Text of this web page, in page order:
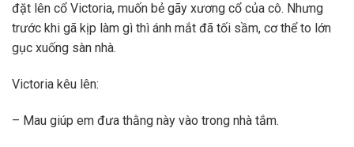
đặt lên cổ Victoria, muốn bẻ gãy xương cổ của cô. Nhưng
trước khi gã kịp làm gì thì ánh mắt đã tối sầm, cơ thể to lớn
gục xuống sàn nhà.
Victoria kêu lên:
– Mau giúp em đưa thằng này vào trong nhà tắm.